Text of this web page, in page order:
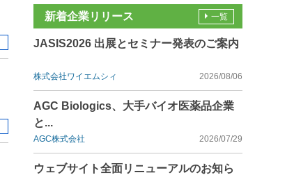
新着企業リリース
JASIS2026 出展とセミナー発表のご案内
株式会社ワイエムシィ 2026/08/06
AGC Biologics、大手バイオ医薬品企業
と...
AGC株式会社 2026/07/29
ウェブサイト全面リニューアルのお知ら
一覧